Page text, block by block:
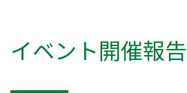
イベント開催報告